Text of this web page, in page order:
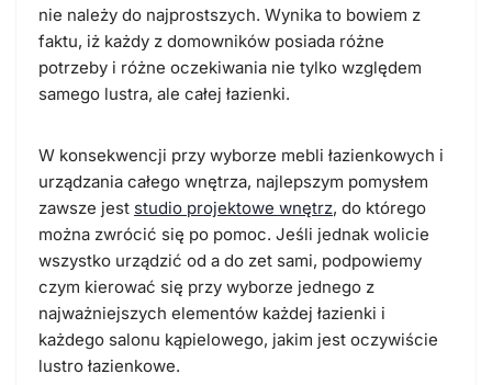
nie należy do najprostszych. Wynika to bowiem z
faktu, iż każdy z domowników posiada różne
potrzeby i różne oczekiwania nie tylko względem
samego lustra, ale całej łazienki.
W konsekwencji przy wyborze mebli łazienkowych i
urządzania całego wnętrza, najlepszym pomysłem
zawsze jest studio projektowe wnętrz, do którego
można zwrócić się po pomoc. Jeśli jednak wolicie
wszystko urządzić od a do zet sami, podpowiemy
czym kierować się przy wyborze jednego z
najważniejszych elementów każdej łazienki i
każdego salonu kąpielowego, jakim jest oczywiście
lustro łazienkowe.